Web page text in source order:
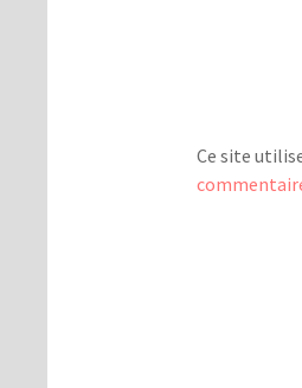
Ce site